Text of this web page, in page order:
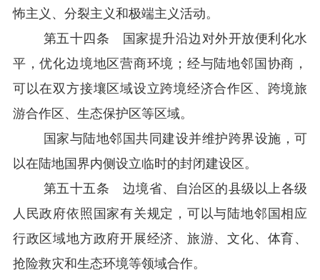
怖主义、分裂主义和极端主义活动。
第五十四条 国家提升沿边对外开放便利化水
平，优化边境地区营商环境；经与陆地邻国协商，
可以在双方接壤区域设立跨境经济合作区、跨境旅
游合作区、生态保护区等区域。
国家与陆地邻国共同建设并维护跨界设施，可
以在陆地国界内侧设立临时的封闭建设区。
第五十五条 边境省、自治区的县级以上各级
人民政府依照国家有关规定，可以与陆地邻国相应
行政区域地方政府开展经济、旅游、文化、体育、
抢险救灾和生态环境等领域合作。